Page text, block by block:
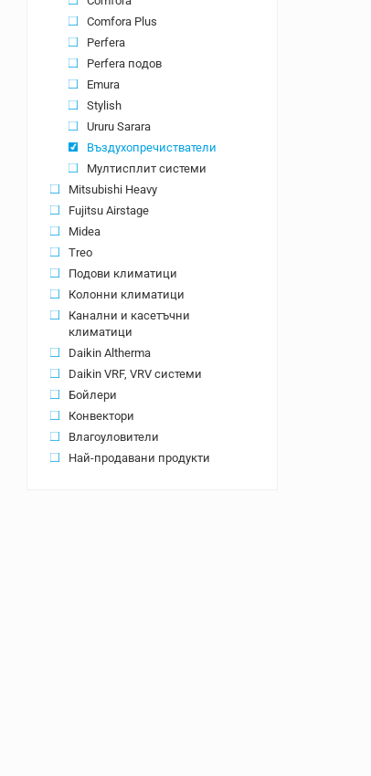
Comfora Plus
Perfera
Perfera подов
Emura
Stylish
Ururu Sarara
Въздухопречистватели
Мултисплит системи
Mitsubishi Heavy
Fujitsu Airstage
Midea
Treo
Подови климатици
Колонни климатици
Канални и касетъчни
климатици
Daikin Altherma
Daikin VRF, VRV системи
Бойлери
Конвектори
Влагоуловители
Най-продавани продукти